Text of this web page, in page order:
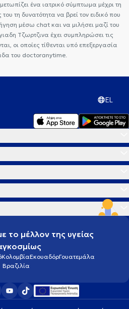
ένα ιατρικό σύμπτωμα μέχρι τη
τη δυνατότητα να βρεί τον ειδικό που
μέσω chat και να μιλήσει μαζί του
Τζωρτζινα έχει συμπληρώσει τις
οι οποίες τίθενται υπό επεξεργασία
του doctoranytime.
EL
το μέλλον της υγείας
ΚολομβίαΕκουαδόρΓουατεμάλα
Βραζιλία